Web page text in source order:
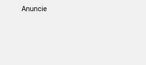
Anuncie